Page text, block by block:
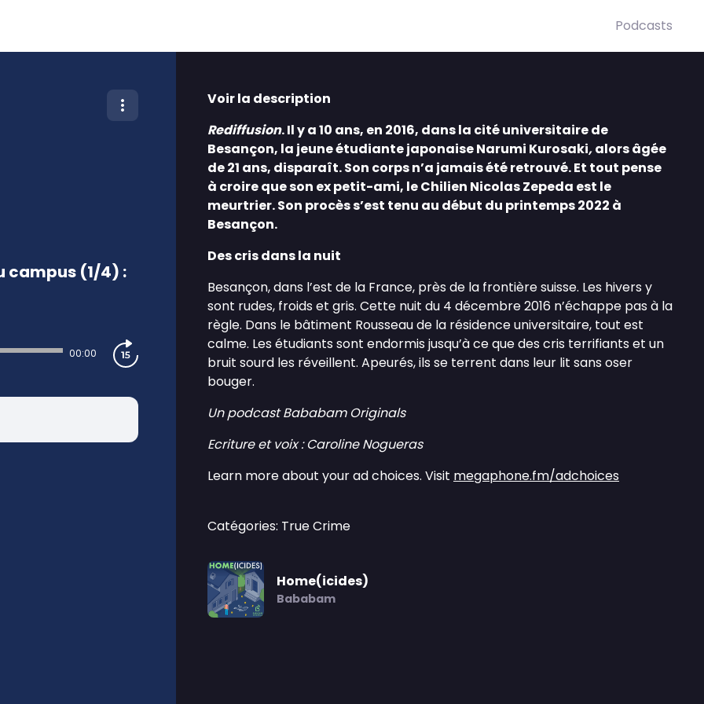
Podcasts
campus (1/4) :
00:00
Voir la description
Rediffusion. Il y a 10 ans, en 2016, dans la cité universitaire de
Besançon, la jeune étudiante japonaise Narumi Kurosaki,alors âgée
de 21 ans, disparaît. Son corps n’a jamais été retrouvé. Et tout pense
à croire que son ex petit-ami, le Chilien Nicolas Zepeda est le
meurtrier. Son procès s’est tenu au début du printemps 2022 à
Besançon.
Des cris dans la nuit
Besançon, dans l’est de la France, près de la frontière suisse. Les hivers y
sont rudes, froids et gris. Cette nuit du 4 décembre 2016 n’échappe pas à la
règle. Dans le bâtiment Rousseau de la résidence universitaire, tout est
calme. Les étudiants sont endormis jusqu’à ce que des cris terrifiants et un
bruit sourd les réveillent. Apeurés, ils se terrent dans leur lit sans oser
bouger.
Un podcast Bababam Originals
Ecriture et voix : Caroline Nogueras
Learn more about your ad choices. Visit megaphone.fm/adchoices
Catégories: True Crime
Home(icides)
Bababam